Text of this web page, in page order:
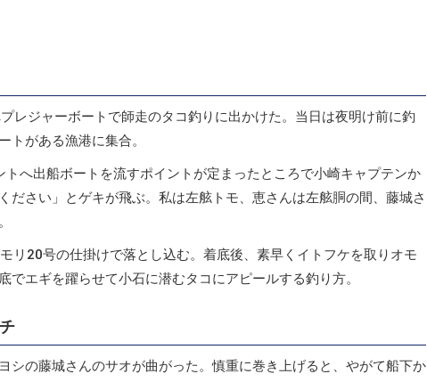
レジャーボートで師走のタコ釣りに出かけた。当日は夜明け前に釣
トがある漁港に集合。
へ出船ボートを流すポイントが定まったところで小崎キャプテンか
ださい」とゲキが飛ぶ。私は左舷トモ、恵さんは左舷胴の間、藤城さ
リ20号の仕掛けで落とし込む。着底後、素早くイトフケを取りオモ
でエギを躍らせて小石に潜むタコにアピールする釣り方。
シの藤城さんのサオが曲がった。慎重に巻き上げると、やがて船下か